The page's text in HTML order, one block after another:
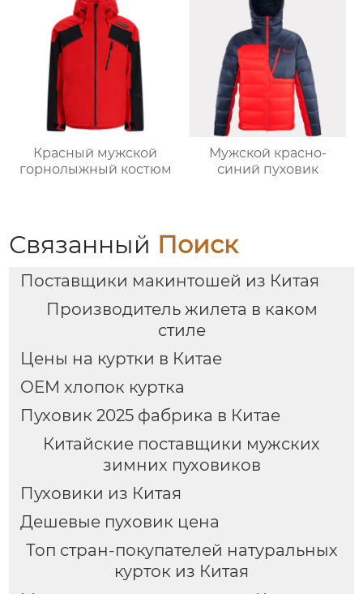
Красный мужской
горнолыжный костюм
Мужской красно-
синий пуховик
Связанный Поиск
Поставщики макинтошей из Китая
Производитель жилета в каком
стиле
Цены на куртки в Китае
OEM хлопок куртка
Пуховик 2025 фабрика в Китае
Китайские поставщики мужских
зимних пуховиков
Пуховики из Китая
Дешевые пуховик цена
Топ стран-покупателей натуральных
курток из Китая